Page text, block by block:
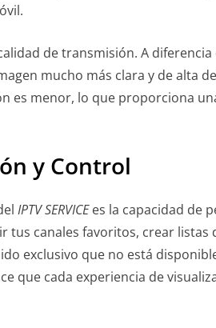
de transmisión. A
mucho más clara y de alta
es menor, lo que proporciona
y Control
IPTV SERVICEes la capacidad de
tus canales favoritos, crear
exclusivo que no está
que cada experiencia de